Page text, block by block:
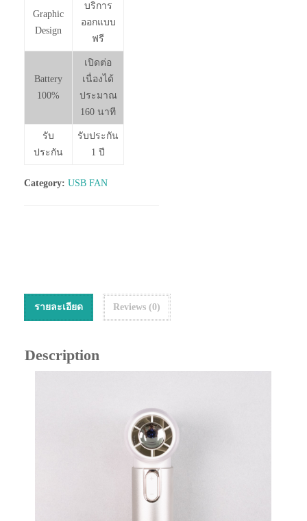
Graphic
Design
บริการ
ออกแบบ
ฟรี
Battery
100%
เปิดต่อ
เนื่องได้
ประมาณ
160 นาที
รับ
ประกัน
รับประกัน
1 ปี
Category: USB FAN
รายละเอียด Reviews (0)
Description